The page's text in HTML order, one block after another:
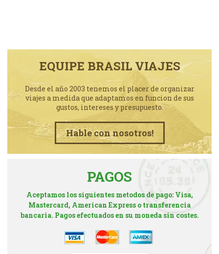
EQUIPE BRASIL VIAJES
Desde el año 2003 tenemos el placer de organizar
viajes a medida que adaptamos en funcion de sus
gustos, intereses y presupuesto.
Hable con nosotros!
PAGOS
Aceptamos los siguientes metodos de pago: Visa,
Mastercard, American Express o transferencia
bancaria. Pagos efectuados en su moneda sin costes.